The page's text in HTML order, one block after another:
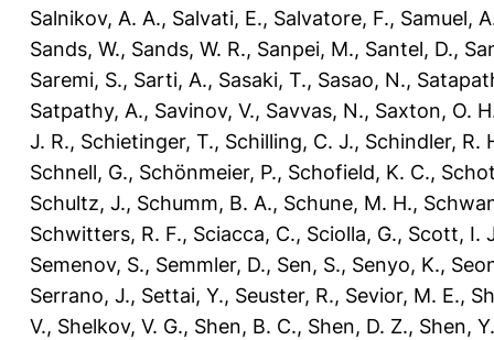
Salnikov, A. A., Salvati, E., Salvatore, F., Samuel,
Sands, W., Sands, W. R., Sanpei, M., Santel, D.,
Saremi, S., Sarti, A., Sasaki, T., Sasao, N.,
Satpathy, A., Savinov, V., Savvas, N., Saxton, O.
J. R., Schietinger, T., Schilling, C. J., Schindler, R.
Schnell, G., Schönmeier, P., Schofield, K. C.,
Schultz, J., Schumm, B. A., Schune, M. H.,
Schwitters, R. F., Sciacca, C., Sciolla, G., Scott, I.
Semenov, S., Semmler, D., Sen, S., Senyo, K.,
Serrano, J., Settai, Y., Seuster, R., Sevior, M. E.,
V., Shelkov, V. G., Shen, B. C., Shen, D. Z., Shen,